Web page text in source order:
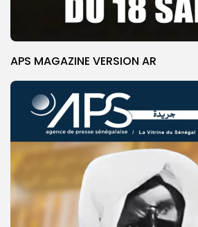
APS MAGAZINE VERSION AR